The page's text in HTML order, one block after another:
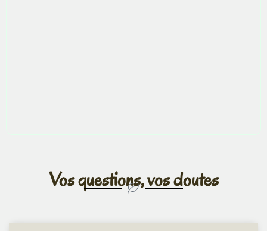
Vos questions, vos doutes